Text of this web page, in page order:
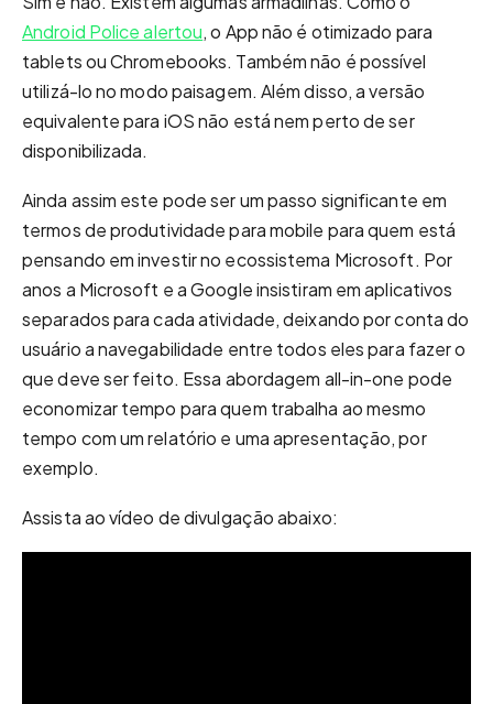
Android Police alertou, o App não é otimizado para
tablets ou Chromebooks. Também não é possível
utilizá-lo no modo paisagem. Além disso, a versão
equivalente para iOS não está nem perto de ser
disponibilizada.
Ainda assim este pode ser um passo significante em
termos de produtividade para mobile para quem está
pensando em investir no ecossistema Microsoft. Por
anos a Microsoft e a Google insistiram em aplicativos
separados para cada atividade, deixando por conta do
usuário a navegabilidade entre todos eles para fazer o
que deve ser feito. Essa abordagem all-in-one pode
economizar tempo para quem trabalha ao mesmo
tempo com um relatório e uma apresentação, por
exemplo.
Assista ao vídeo de divulgação abaixo: